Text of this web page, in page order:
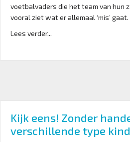
voetbalvaders die het team van hun
vooral ziet wat er allemaal ‘mis’
Lees verder...
Kijk eens! Zonder
verschillende type